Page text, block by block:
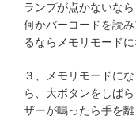
ランプが点かないな
何かバーコードを読
るならメモリモードに
３、メモリモードに
ら、大ボタンをしば
ザーが鳴ったら手を